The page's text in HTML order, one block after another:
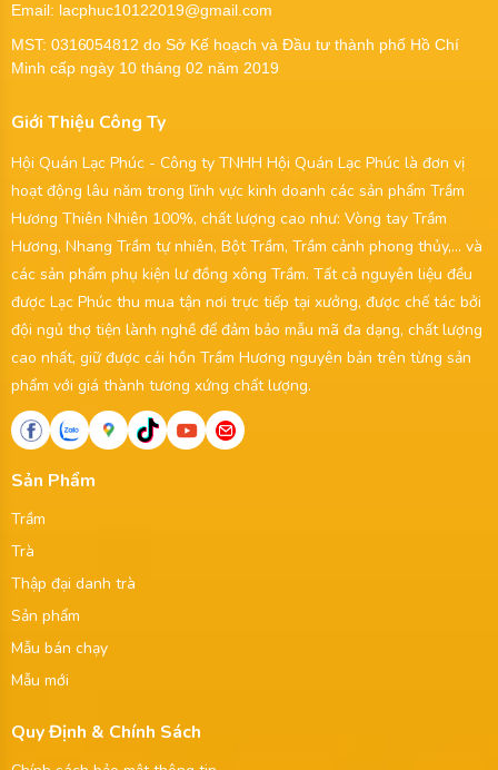
Email: lacphuc10122019@gmail.com
MST: 0316054812 do Sở Kế hoạch và Đầu tư thành phố Hồ Chí
Minh cấp ngày 10 tháng 02 năm 2019
Giới Thiệu Công Ty
Hội Quán Lạc Phúc - Công ty TNHH Hội Quán Lạc Phúc là đơn vị
hoạt động lâu năm trong lĩnh vực kinh doanh các sản phẩm Trầm
Hương Thiên Nhiên 100%, chất lượng cao như: Vòng tay Trầm
Hương, Nhang Trầm tự nhiên, Bột Trầm, Trầm cảnh phong thủy,... và
các sản phẩm phụ kiện lư đồng xông Trầm. Tất cả nguyên liệu đều
được Lạc Phúc thu mua tận nơi trực tiếp tại xưởng, được chế tác bởi
đội ngủ thợ tiện lành nghề để đảm bảo mẫu mã đa dạng, chất lượng
cao nhất, giữ được cái hồn Trầm Hương nguyên bản trên từng sản
phẩm với giá thành tương xứng chất lượng.
Sản Phẩm
Trầm
Trà
Thập đại danh trà
Sản phẩm
Mẫu bán chạy
Mẫu mới
Quy Định & Chính Sách